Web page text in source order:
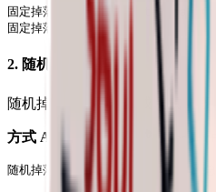
固定掉落概率 =
2. 随机掉落概率
随机掉落分为两种生成方式，概
方式 A：从随机池生成 （